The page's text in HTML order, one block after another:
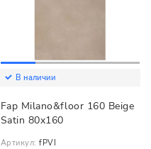
В наличии
Fap Milano&floor 160 Beige
Satin 80x160
Артикул: fPVI